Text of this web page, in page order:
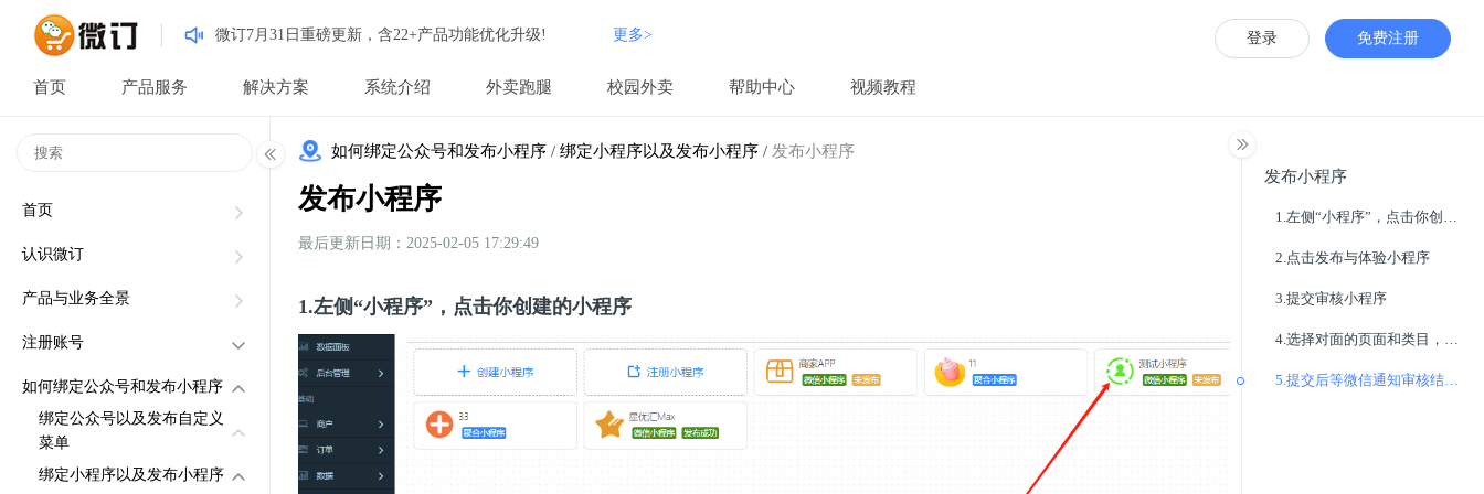
微订7月31日重磅更新，含22+产品功能优化升级! 更多>
首页 产品服务 解决方案 系统介绍 外卖跑腿 校园外卖 帮助中心 视频教程
登录 免费注册
首页
认识微订
产品与业务全景
注册账号
通过电脑注册
通过手机注册
如何绑定公众号和发布小程序
绑定公众号以及发布自定义
菜单
绑定小程序以及发布小程序
如何绑定公众号和发布小程序 / 绑定小程序以及发布小程序 / 发布小程序
发布小程序
最后更新日期：2025-02-05 17:29:49
1.左侧“小程序”，点击你创建的小程序
发布小程序
1.左侧“小程序”，点击你创建的小程序
2.点击发布与体验小程序
3.提交审核小程序
4.选择对面的页面和类目，点击提交审核
5.提交后等微信通知审核结果，审核通过后就可以正常使用了